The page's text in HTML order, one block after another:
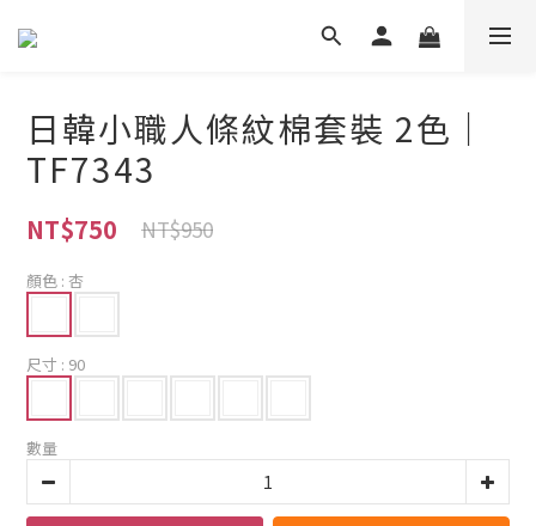
日韓小職人條紋棉套裝 2色｜
TF7343
NT$750 NT$950
顏色 : 杏
尺寸 : 90
數量